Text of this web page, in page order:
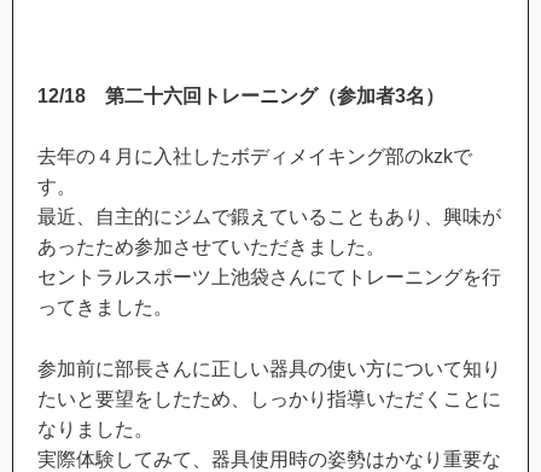
12/18 第二十六回トレーニング（参加者3名）
去年の４月に入社したボディメイキング部のkzkで
す。
最近、自主的にジムで鍛えていることもあり、興味が
あったため参加させていただきました。
セントラルスポーツ上池袋さんにてトレーニングを行
ってきました。
参加前に部長さんに正しい器具の使い方について知り
たいと要望をしたため、しっかり指導いただくことに
なりました。
実際体験してみて、器具使用時の姿勢はかなり重要な